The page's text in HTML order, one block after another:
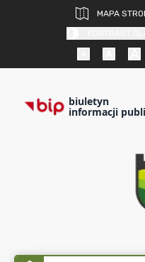
MAPA
biuletyn
informacji